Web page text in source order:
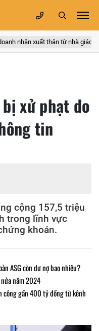
nhân xuất thân từ nhà giáo
xử phạt do
tin
cộng 157,5 triệu
trong lĩnh vực
khoán.
ASG còn dư nợ bao nhiêu?
năm 2024
công gần 400 tỷ đồng từ kênh